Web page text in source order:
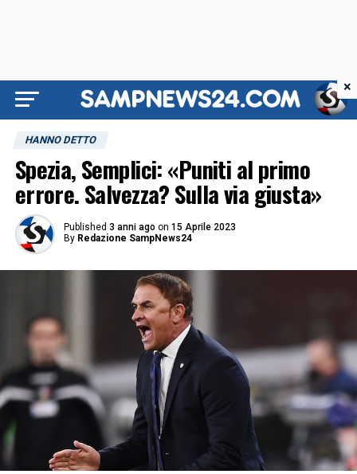
HANNO DETTO
Spezia, Semplici: «Puniti al primo
errore. Salvezza? Sulla via giusta»
Published 3 anni ago on 15 Aprile 2023
By Redazione SampNews24
×